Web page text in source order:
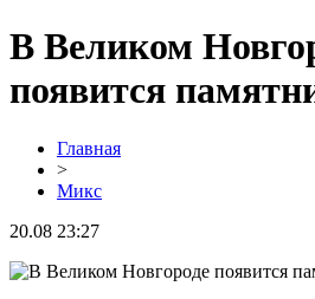
В Великом
появится
Главная
>
Микс
20.08 23:27